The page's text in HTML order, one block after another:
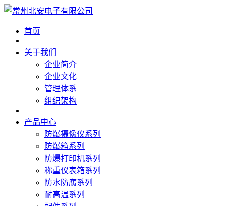
首页
|
关于我们
企业简介
企业文化
管理体系
组织架构
|
产品中心
防爆摄像仪系列
防爆箱系列
防爆打印机系列
称重仪表箱系列
防水防腐系列
耐高温系列